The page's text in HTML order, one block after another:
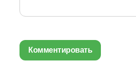
Комментировать